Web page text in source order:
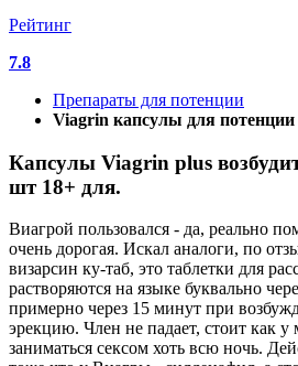
Рейтинг
7.8
Препараты для потенции
Viagrin капсулы для
Капсулы Viagrin plus
шт 18+ для.
Виагрой пользовался - да, реально
очень дорогая. Искал аналоги, по
визарсин ку-таб, это таблетки для
растворяются на языке буквально
примерно через 15 минут при
эрекцию. Член не падает, стоит как
заниматься сексом хоть всю ночь.